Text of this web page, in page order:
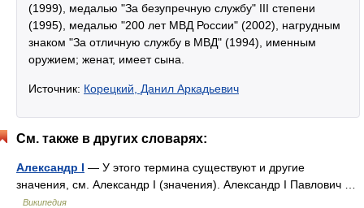
(1999), медалью "За безупречную службу" III степени
(1995), медалью "200 лет МВД России" (2002), нагрудным
знаком "За отличную службу в МВД" (1994), именным
оружием; женат, имеет сына.
Источник: Корецкий, Данил Аркадьевич
См. также в других словарях:
Александр I — У этого термина существуют и другие
значения, см. Александр I (значения). Александр I Павлович …
Википедия